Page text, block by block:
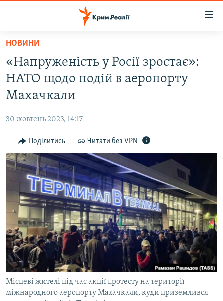
Перейти
основного
матеріалу
Перейти
до
основної
Перейти
до
пошуку
ВОДА.КРИМ
ВІДЕО ТА ФОТО
БЛОГИ
ПОГЛЯД
ІНТЕРВ'Ю
ВСЕ ЗА ДЕНЬ
СПЕЦПРОЕКТИ
ДЕПОРТАЦІЯ
ВІДЕОУРОКИ «ELIFBE»
СВІДЧЕННЯ ОКУПАЦІЇ
УКРАЇНСЬКА ПРОБЛЕМА КРИМУ
ІНФОГРАФІКА
ЯК ОБІЙТИ БЛОКУВАННЯ
Русский
Qırımtatar
ДОЛУЧАЙСЯ!
НОВИНИ
«Напруженість у Росії зростає»:
НАТО щодо подій в аеропорту
Махачкали
30 жовтень 2023, 14:17
Поділитись Читати без VPN
Місцеві жителі під час акції протесту на території
міжнародного аеропорту Махачкали, куди приземлився